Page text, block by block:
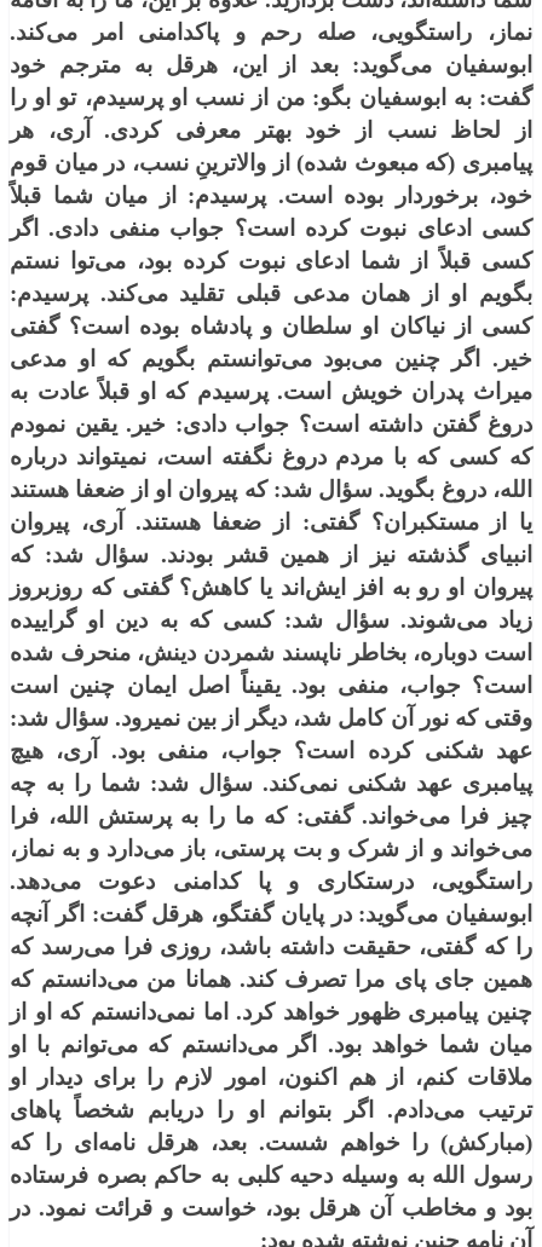
نماز، راستگویی، صله رحم و پاكدامنی امر می‌كند.
ابوسفیان می‌گوید: بعد از این، هرقل به مترجم خود
گفت: به ابوسفیان بگو: من از نسب او پرسیدم، تو او را
از لحاظ نسب از خود بهتر معرفی كردی. آری، هر
پیامبری (كه مبعوث شده) از والاترینِ نسب، در میان قوم
خود، برخوردار بوده است. پرسیدم: از میان شما قبلاً
كسی ادعای نبوت كرده است؟ جواب منفی دادی. اگر
كسی قبلاً از شما ادعای نبوت كرده بود، می‌توا نستم
بگویم او از همان مدعی قبلی تقلید می‌كند. پرسیدم:
كسی از نیاكان او سلطان و پادشاه بوده است؟ گفتی
خیر. اگر چنین می‌بود می‌توانستم بگویم كه او مدعی
میراث پدران خویش است. پرسیدم كه او قبلاً عادت به
دروغ گفتن داشته است؟ جواب دادی: خیر. یقین نمودم
كه كسی كه با مردم دروغ نگفته است، نمی‏تواند درباره
الله، دروغ بگوید. سؤال شد: كه پیروان او از ضعفا هستند
یا از مستكبران؟ گفتی: از ضعفا هستند. آری، پیروان
انبیای گذشته نیز از همین قشر بودند. سؤال شد: كه
پیروان او رو به افز ایش‌اند یا كاهش؟ گفتی كه روزبروز
زیاد می‌شوند. سؤال شد: كسی كه به دین او گراییده
است دوباره، بخاطر ناپسند شمردن دینش، منحرف شده
است؟ جواب، منفی بود. یقیناً اصل ایمان چنین است
وقتی كه نور آن كامل شد، دیگر از بین نمی‏رود. سؤال شد:
عهد شكنی كرده است؟ جواب، منفی بود. آری، هیچ
پیامبری عهد شكنی نمی‌كند. سؤال شد: شما را به چه
چیز فرا می‌خواند. گفتی: كه ما را به پرستش الله، فرا
می‌خواند و از شرک و بت پرستی، باز می‌دارد و به نماز،
راستگویی، درستكاری و پا كدامنی دعوت می‌دهد.
ابوسفیان می‌گوید: در پایان گفتگو، هرقل گفت: اگر آنچه
را كه گفتی، حقیقت داشته باشد، روزی فرا می‌رسد كه
همین جای پای مرا تصرف كند. همانا من می‌دانستم كه
چنین پیامبری ظهور خواهد كرد. اما نمی‌دانستم كه او از
میان شما خواهد بود. اگر می‌دانستم كه می‌توانم با او
ملاقات كنم، از هم اكنون، امور لازم را برای دیدار او
ترتیب می‌دادم. اگر بتوانم او را دریابم شخصاً پاهای
(مباركش) را خواهم شست. بعد، هرقل نامه‌ای را كه
رسول الله به وسیله دحیه كلبی به حاكم بصره فرستاده
بود و مخاطب آن هرقل بود، خواست و قرائت نمود. در
آن نامه چنین نوشته شده بود: